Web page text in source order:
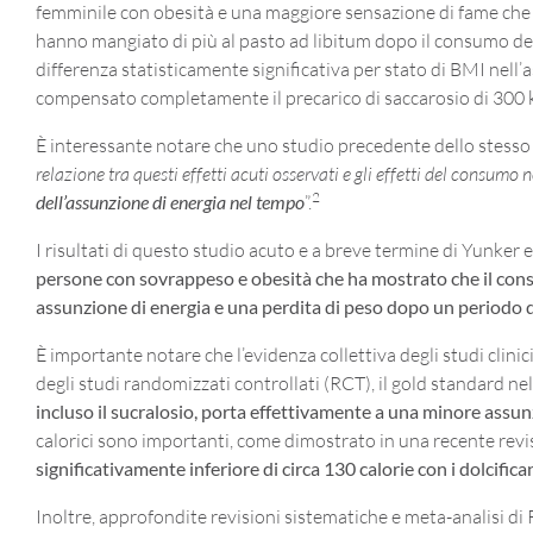
femminile con obesità e una maggiore sensazione di fame
hanno mangiato di più al pasto ad libitum dopo il consumo
differenza statisticamente significativa per stato di BMI
compensato completamente il precarico di saccarosio di
È interessante notare che uno studio precedente dello
relazione tra questi effetti acuti osservati e gli effetti del consumo
dell’assunzione di energia nel tempo”.2
I risultati di questo studio acuto e a breve termine di Yunker
persone con sovrappeso e obesità che ha mostrato che il
assunzione di energia e una perdita di pesodopo un periodo
È importante notare che l’evidenza collettiva degli studi
degli studi randomizzati controllati (RCT), il gold standard
incluso il sucralosio, porta effettivamente a una minore
calorici sono importanti, come dimostrato in una recente
significativamente inferiore di circa 130 calorie con i
Inoltre, approfondite revisioni sistematiche e meta-analisi di